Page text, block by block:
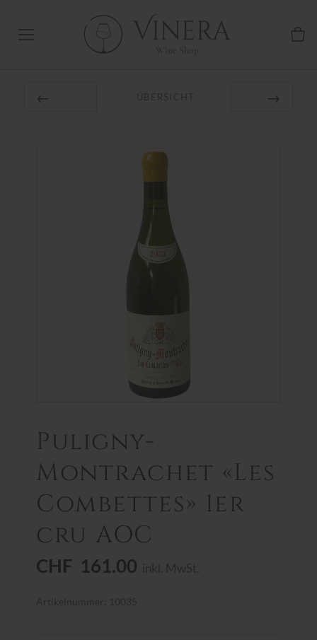
Vinera
Wine Shop
Puligny-
Montrachet «Les
Combettes» 1er
cru AOC
CHF 161.00